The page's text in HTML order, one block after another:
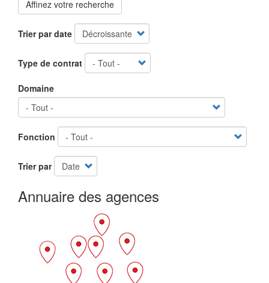
Affinez votre recherche
Trier par date
Type de contrat
Domaine
Fonction
Trier par
Annuaire des agences